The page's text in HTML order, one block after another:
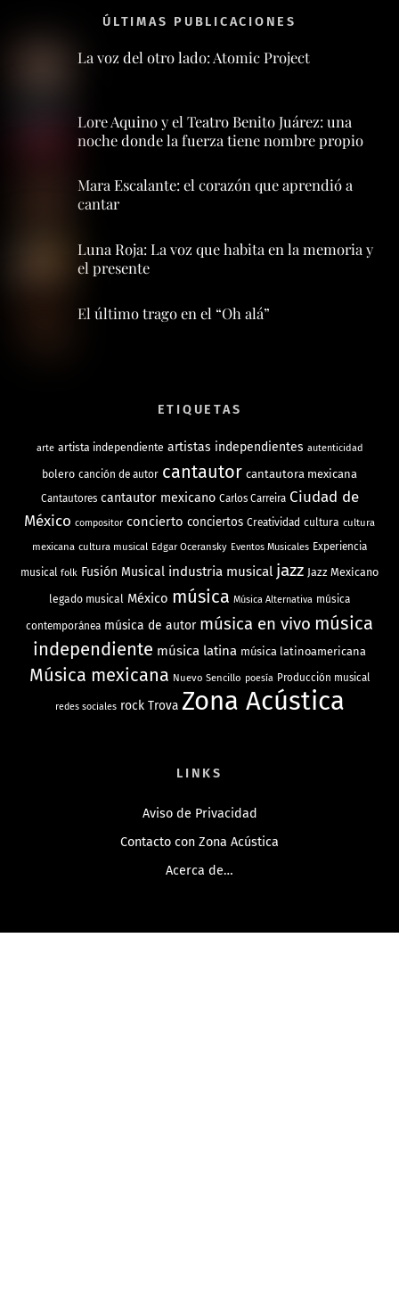
ÚLTIMAS PUBLICACIONES
La voz del otro lado: Atomic Project
Lore Aquino y el Teatro Benito Juárez: una
noche donde la fuerza tiene nombre propio
Mara Escalante: el corazón que aprendió a
cantar
Luna Roja: La voz que habita en la memoria y
el presente
El último trago en el “Oh alá”
ETIQUETAS
arte artista independiente artistas independientes autenticidad
bolero canción de autor cantautor cantautora mexicana
Cantautores cantautor mexicano Carlos Carreira Ciudad de
México compositor concierto conciertos Creatividad cultura cultura
mexicana cultura musical Edgar Oceransky Eventos Musicales Experiencia
musical folk Fusión Musical industria musical jazz Jazz Mexicano
legado musical México música Música Alternativa música
contemporánea música de autor música en vivo música
independiente música latina música latinoamericana
Música mexicana Nuevo Sencillo poesía Producción musical
redes sociales rock Trova Zona Acústica
LINKS
Aviso de Privacidad
Contacto con Zona Acústica
Acerca de…